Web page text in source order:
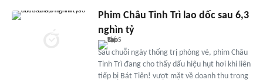
Phim Châu Tinh Trì lao dốc sau 6,3
nghìn tỷ
Sau chuỗi ngày thống trị phòng vé, phim Châu
Tinh Trì đang cho thấy dấu hiệu hụt hơi khi liên
tiếp bị Bát Tiên! vượt mặt về doanh thu trong